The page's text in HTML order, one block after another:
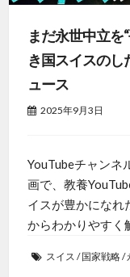
まだ永世中立を
き国スイスのし
ュース
2025年9月3日
YouTubeチャンネ
画で、教養
イスが豊かになれ
からわかりやすく
スイス /国家戦略/